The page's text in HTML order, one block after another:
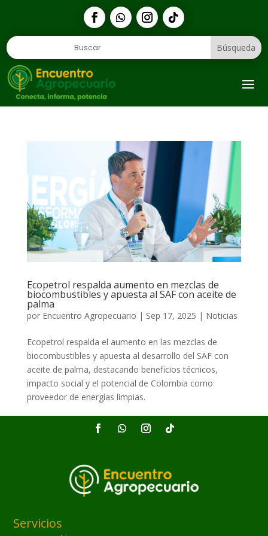
Ecopetrol respalda aumento en mezclas de
biocombustibles y apuesta al SAF con aceite de
palma
por Encuentro Agropecuario | Sep 17, 2025 | Noticias
Ecopetrol respalda el aumento en las mezclas de
biocombustibles y apuesta al desarrollo del SAF con
aceite de palma, destacando beneficios técnicos,
impacto social y el potencial de Colombia como
proveedor de energías limpias.
Servicios